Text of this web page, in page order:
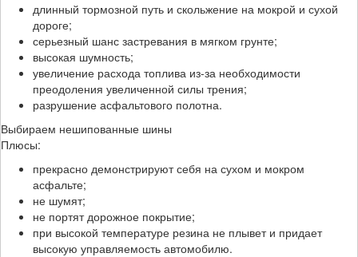
длинный тормозной путь и скольжение на мокрой и сухой
дороге;
серьезный шанс застревания в мягком грунте;
высокая шумность;
увеличение расхода топлива из-за необходимости
преодоления увеличенной силы трения;
разрушение асфальтового полотна.
Выбираем нешипованные шины
Плюсы:
прекрасно демонстрируют себя на сухом и мокром
асфальте;
не шумят;
не портят дорожное покрытие;
при высокой температуре резина не плывет и придает
высокую управляемость автомобилю.